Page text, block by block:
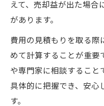
えて、売却益が出た場合
があります。
費用の見積もりを取る際
めて計算することが重要
や専門家に相談すること
具体的に把握でき、安心
す。